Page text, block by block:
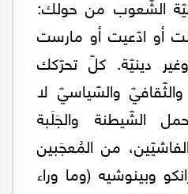
الشّعوب من حولك:
أو ادّعيت أو مارست
دينيّة. كلّ تحرّكك
والسّياسيّ لا
الشّيطنة والجَلَبة
من المُعجَبين
وبينوشيه (وما وراء